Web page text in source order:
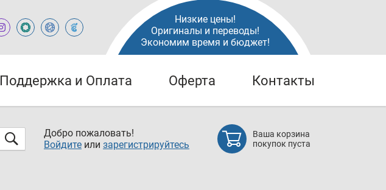
Низкие цены!
Оригиналы и переводы!
Экономим время и бюджет!
Поддержка и Оплата Оферта Контакты
Добро пожаловать!
Войдите или зарегистрируйтесь
Ваша корзина
покупок пуста